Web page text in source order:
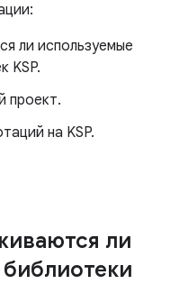
ли используемые
KSP.
проект.
на KSP.
ли